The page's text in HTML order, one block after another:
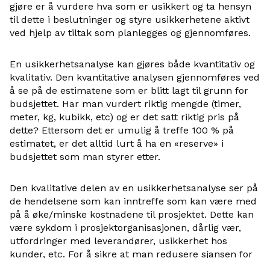
gjøre er å vurdere hva som er usikkert og ta hensyn
til dette i beslutninger og styre usikkerhetene aktivt
ved hjelp av tiltak som planlegges og gjennomføres.
En usikkerhetsanalyse kan gjøres både kvantitativ og
kvalitativ. Den kvantitative analysen gjennomføres ved
å se på de estimatene som er blitt lagt til grunn for
budsjettet. Har man vurdert riktig mengde (timer,
meter, kg, kubikk, etc) og er det satt riktig pris på
dette? Ettersom det er umulig å treffe 100 % på
estimatet, er det alltid lurt å ha en «reserve» i
budsjettet som man styrer etter.
Den kvalitative delen av en usikkerhetsanalyse ser på
de hendelsene som kan inntreffe som kan være med
på å øke/minske kostnadene til prosjektet. Dette kan
være sykdom i prosjektorganisasjonen, dårlig vær,
utfordringer med leverandører, usikkerhet hos
kunder, etc. For å sikre at man redusere sjansen for